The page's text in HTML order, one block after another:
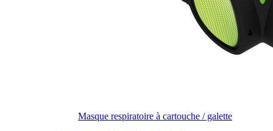
Masque respiratoire à cartouche / galette